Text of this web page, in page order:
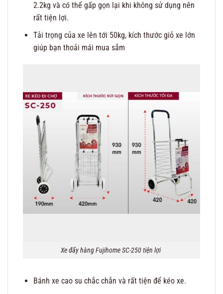
2.2kg và có thể gấp gọn lại khi không sử dụng nên
rất tiện lợi.
Tải trọng của xe lên tới 50kg, kích thước giỏ xe lớn
giúp bạn thoải mái mua sắm
Xe đẩy hàng Fujihome SC-250 tiện lợi
Bánh xe cao su chắc chắn và rất tiện để kéo xe.